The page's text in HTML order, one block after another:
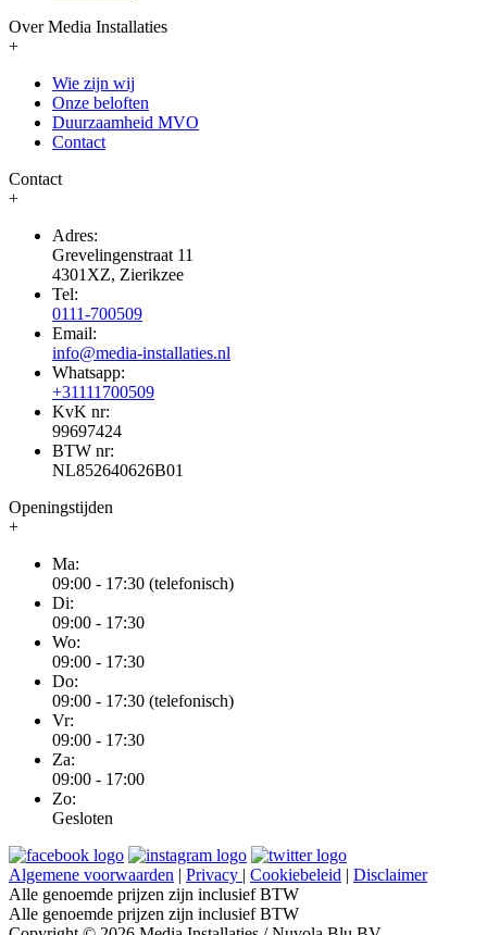
Over Media Installaties
+
Wie zijn wij
Onze beloften
Duurzaamheid MVO
Contact
Contact
+
Adres:
Grevelingenstraat 11
4301XZ, Zierikzee
Tel:
0111-700509
Email:
info@media-installaties.nl
Whatsapp:
+31111700509
KvK nr:
99697424
BTW nr:
NL852640626B01
Openingstijden
+
Ma:
09:00 - 17:30 (telefonisch)
Di:
09:00 - 17:30
Wo:
09:00 - 17:30
Do:
09:00 - 17:30 (telefonisch)
Vr:
09:00 - 17:30
Za:
09:00 - 17:00
Zo:
Gesloten
Algemene voorwaarden | Privacy | Cookiebeleid | Disclaimer
Alle genoemde prijzen zijn inclusief BTW
Alle genoemde prijzen zijn inclusief BTW